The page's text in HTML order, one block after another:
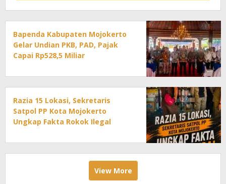
Bapenda Kabupaten Mojokerto
Gelar Undian PKB, PAD, Pajak
Capai Rp528,5 Miliar
Razia 15 Lokasi, Sekretaris
Satpol PP Kota Mojokerto
Ungkap Fakta Rokok Ilegal
View More